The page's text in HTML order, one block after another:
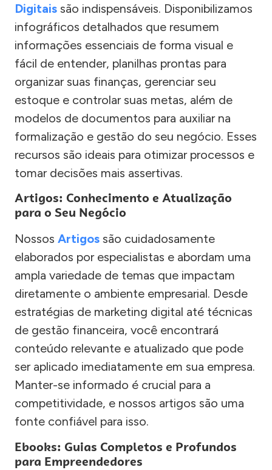
Digitais são indispensáveis. Disponibilizamos
infográficos detalhados que resumem
informações essenciais de forma visual e
fácil de entender, planilhas prontas para
organizar suas finanças, gerenciar seu
estoque e controlar suas metas, além de
modelos de documentos para auxiliar na
formalização e gestão do seu negócio. Esses
recursos são ideais para otimizar processos e
tomar decisões mais assertivas.
Artigos: Conhecimento e Atualização
para o Seu Negócio
Nossos Artigos são cuidadosamente
elaborados por especialistas e abordam uma
ampla variedade de temas que impactam
diretamente o ambiente empresarial. Desde
estratégias de marketing digital até técnicas
de gestão financeira, você encontrará
conteúdo relevante e atualizado que pode
ser aplicado imediatamente em sua empresa.
Manter-se informado é crucial para a
competitividade, e nossos artigos são uma
fonte confiável para isso.
Ebooks: Guias Completos e Profundos
para Empreendedores